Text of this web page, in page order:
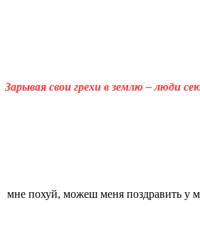
Зарывая свои грехи в землю – люди
мне похуй, можеш меня поздравить у